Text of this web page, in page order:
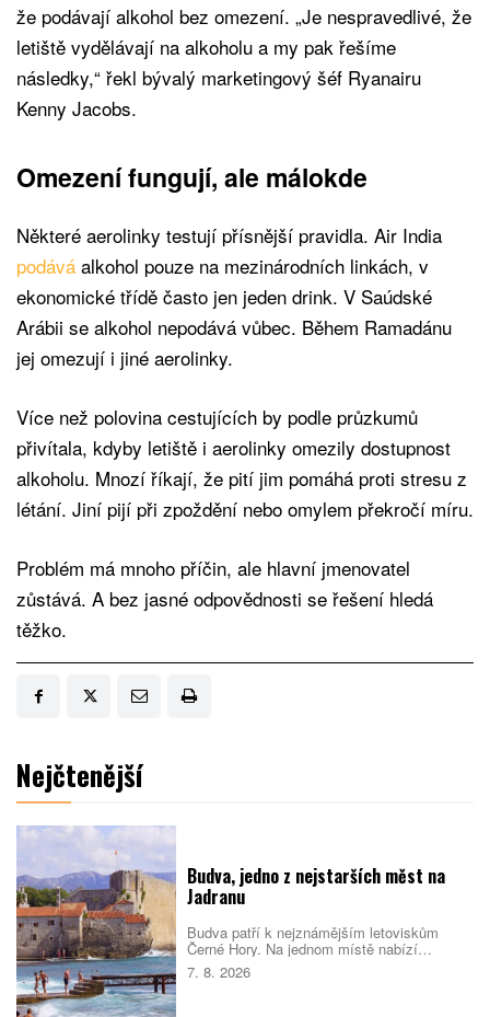
že podávají alkohol bez omezení. „Je nespravedlivé, že
letiště vydělávají na alkoholu a my pak řešíme
následky,“ řekl bývalý marketingový šéf Ryanairu
Kenny Jacobs.
Omezení fungují, ale málokde
Některé aerolinky testují přísnější pravidla. Air India
podává alkohol pouze na mezinárodních linkách, v
ekonomické třídě často jen jeden drink. V Saúdské
Arábii se alkohol nepodává vůbec. Během Ramadánu
jej omezují i jiné aerolinky.
Více než polovina cestujících by podle průzkumů
přivítala, kdyby letiště i aerolinky omezily dostupnost
alkoholu. Mnozí říkají, že pití jim pomáhá proti stresu z
létání. Jiní pijí při zpoždění nebo omylem překročí míru.
Problém má mnoho příčin, ale hlavní jmenovatel
zůstává. A bez jasné odpovědnosti se řešení hledá
těžko.
Nejčtenější
Budva, jedno z nejstarších měst na
Jadranu
Budva patří k nejznámějším letoviskům
Černé Hory. Na jednom místě nabízí
opevněné staré město, dlouhé městské
pláže, menší zátoky i snadné výlety podél
7. 8. 2026